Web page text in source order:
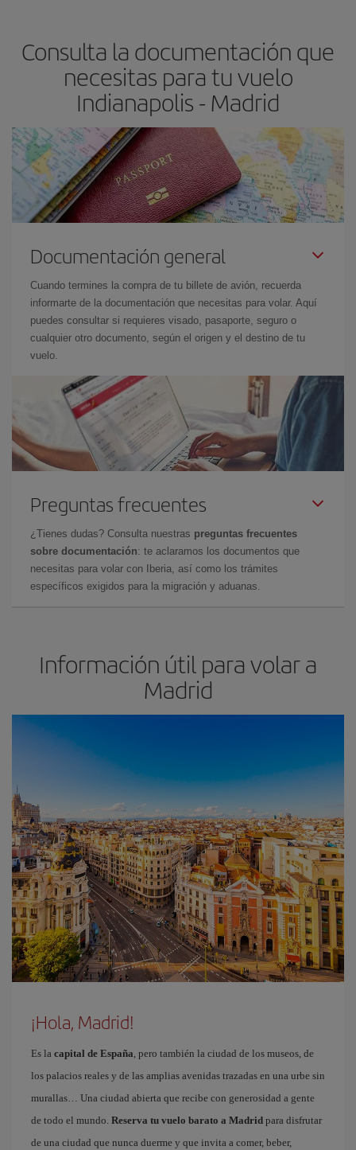
avión más baratos te saldrán. Además, si buscas los vuelos con
las fechas y los horarios del viaje un poco abiertos, podráselegir
el precio más barato.
Consulta la documentación que
necesitas para tu vuelo
Indianapolis - Madrid
Documentación general
Cuando termines la compra de tu billete de avión, recuerda
informarte de la documentación que necesitas para volar. Aquí
puedes consultar si requieres visado, pasaporte, seguro o
cualquier otro documento, según el origen y el destino de tu
vuelo.
Preguntas frecuentes
¿Tienes dudas? Consulta nuestras preguntas frecuentes
sobre documentación: te aclaramos los documentos que
necesitas para volar con Iberia, así como los trámites
específicos exigidos para la migración y aduanas.
Información útil para volar a
Madrid
¡Hola, Madrid!
Es la capital de España, pero también la ciudad de los museos, de
los palacios reales y de las amplias avenidas trazadas en una urbe sin
murallas… Una ciudad abierta que recibe con generosidad a gente
de todo el mundo. Reserva tu vuelo barato a Madrid para disfrutar
de una ciudad que nunca duerme y que invita a comer, beber,